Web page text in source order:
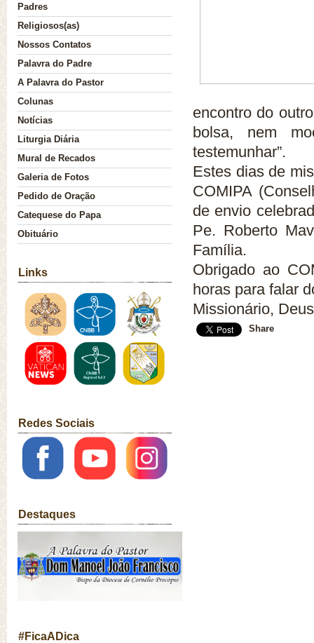
encontro do
bolsa, nem
testemunhar”.
Estes dias de
COMIPA
de envio
Pe. Roberto
Família.
Obrigado ao
horas para falar
Missionário,
Share
Padres
Religiosos(as)
Nossos Contatos
Palavra do Padre
A Palavra do Pastor
Colunas
Notícias
Liturgia Diária
Mural de Recados
Galeria de Fotos
Pedido de Oração
Catequese do Papa
Obituário
Links
Redes Sociais
Destaques
#FicaADica